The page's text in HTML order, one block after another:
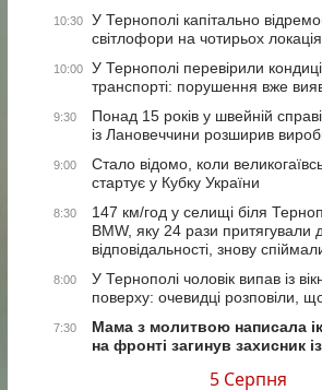
10:30
У Тернополі капітально
світлофори на чотирьох
10:00
У Тернополі перевірили
транспорті: порушення вже
9:30
Понад 15 років у швейній
із Лановеччини розширив
9:00
Стало відомо, коли
стартує у Кубку України
8:30
147 км/год у селищі біля
BMW, яку 24 рази притягували
відповідальності, знову
8:00
У Тернополі чоловік випав із
поверху: очевидці розповіли,
7:30
Мама з молитвою написала
на фронті загинув захисник
5 Серпня